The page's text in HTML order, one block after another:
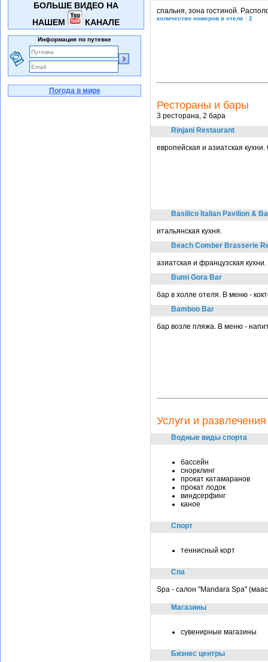
спальня, зона гостиной.
количество номеров в отеле : 2
Рестораны и бары
3 ресторана, 2 бара
Rinjani Restaurant
европейская и азиатская
Basilico Italian Pavilion &
итальянская кухня.
Beach Comber Brasserie
азиатская и французская кухни.
Bumi Gora Bar
бар в холле отеля. В меню -
Bamboo Bar
бар возле пляжа. В меню -
Услуги и развлечения
Водные виды спорта
бассейн
снорклинг
прокат катамаранов
прокат лодок
виндсерфинг
каное
Спорт
теннисный корт
Спа
Spa - салон "Mandara Spa"
Магазины
сувенирные магазины
Бизнес центры
БОЛЬШЕ ВИДЕО НА
НАШЕМ
КАНАЛЕ
Информация по путевке
Погода в мире